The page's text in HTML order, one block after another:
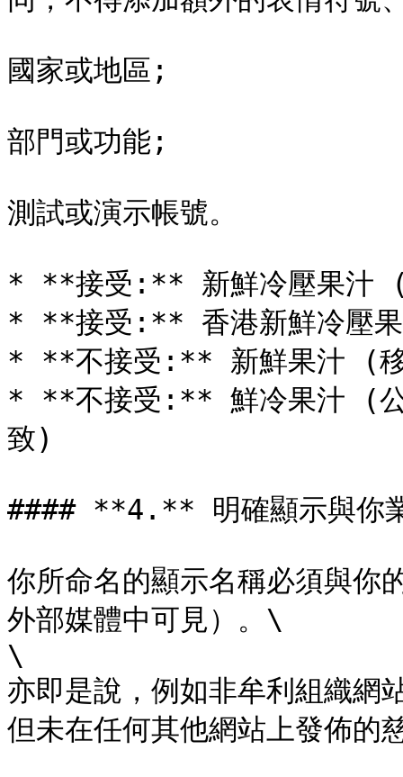
國家或地區;
部門或功能;
測試或演示帳號。
* **接受:** 新鮮冷壓果汁 (
* **接受:** 香港新鮮冷壓
* **不接受:** 新鮮果汁 (移
* **不接受:** 鮮冷果汁 (公
致)
#### **4.** 明確顯示與你
你所命名的顯示名稱必須與你
外部媒體中可見）。\
\
亦即是說，例如非牟利組織網
但未在任何其他網站上發佈的